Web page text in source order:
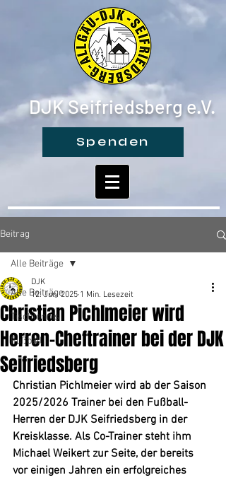
DJK Seifriedsberg e.V.
Spenden
Beitrag
Alle Beiträge
Tischtennis
Fußball
Alle Beiträge
Christian Pichlmeier wird
Herren-Cheftrainer bei der DJK
Seifriedsberg
DJK
12. Juni 2025 1 Min. Lesezeit
Christian Pichlmeier wird ab der Saison
2025/2026 Trainer bei den Fußball-
Herren der DJK Seifriedsberg in der
Kreisklasse. Als Co-Trainer steht ihm
Michael Weikert zur Seite, der bereits
vor einigen Jahren ein erfolgreiches